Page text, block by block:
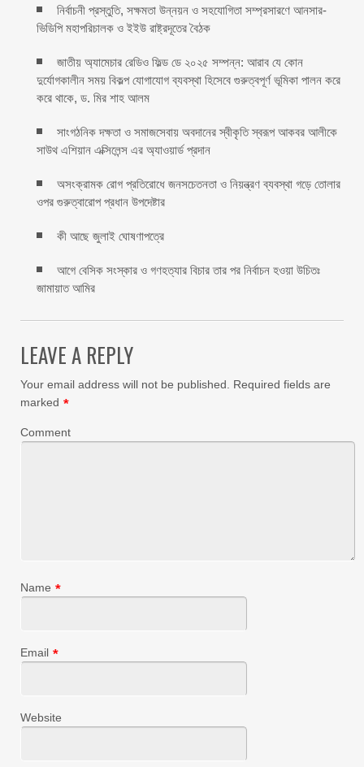
নির্বাচনী প্রস্তুতি, সক্ষমতা উন্নয়ন ও সহযোগিতা সম্প্রসারণে আনসার-
ভিডিপি মহাপরিচালক ও ইইউ রাষ্ট্রদূতের বৈঠক
জাতীয় অ্যামেচার রেডিও ফিল্ড ডে ২০২৫ সম্পন্ন: আরাব যে কোন
দুর্যোগকালীন সময় বিকল্প যোগাযোগ ব্যবস্থা হিসেবে গুরুত্বপূর্ণ ভূমিকা পালন করে
করে থাকে, ড. মির শাহ আলম
সাংগঠনিক দক্ষতা ও সমাজসেবায় অবদানের স্বীকৃতি স্বরূপ আকবর আলীকে
সাউথ এশিয়ান এক্সিলেন্স এর অ্যাওয়ার্ড প্রদান
অসংক্রামক রোগ প্রতিরোধে জনসচেতনতা ও নিয়ন্ত্রণ ব্যবস্থা গড়ে তোলার
ওপর গুরুত্বারোপ প্রধান উপদেষ্টার
কী আছে জুলাই ঘোষণাপত্রে
আগে বেসিক সংস্কার ও গণহত্যার বিচার তার পর নির্বাচন হওয়া উচিতঃ
জামায়াত আমির
LEAVE A REPLY
Your email address will not be published.
Required fields are
marked *
Comment
Name *
Email *
Website